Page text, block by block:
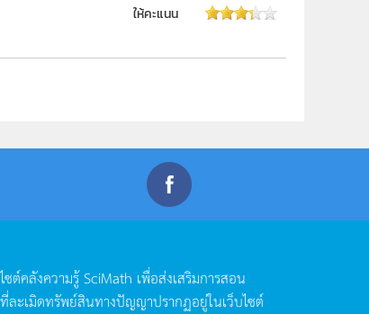
ให้คะแนน
ซต์คลังความรู้SciMath เพื่อส่งเสริมการสอน
ที่ละเมิดทรัพย์สินทางปัญญาปรากฏอยู่ในเว็บไซต์